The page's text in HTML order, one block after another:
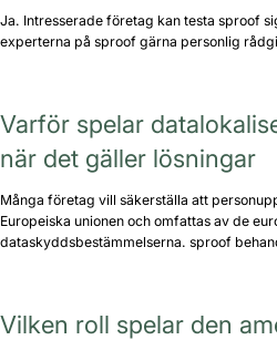
Ja. Intresserade företag kan testa sproof
experterna på sproof gärna personlig
Varför spelar
när det gäller lösningar
Många företag vill säkerställa att
Europeiska unionen och omfattas av de
dataskyddsbestämmelserna. sproof
Vilken roll spelar den